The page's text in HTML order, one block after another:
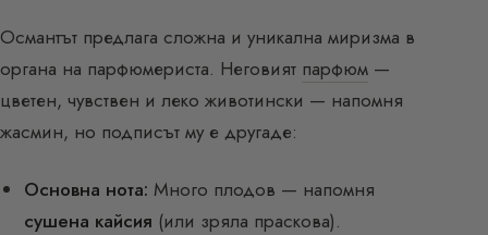
Османтът предлага сложна и уникална миризма в
органа на парфюмериста. Неговият парфюм —
цветен, чувствен и леко животински — напомня
жасмин, но подписът му е другаде:
Основна нота: Много плодов — напомня
сушена кайсия (или зряла праскова).